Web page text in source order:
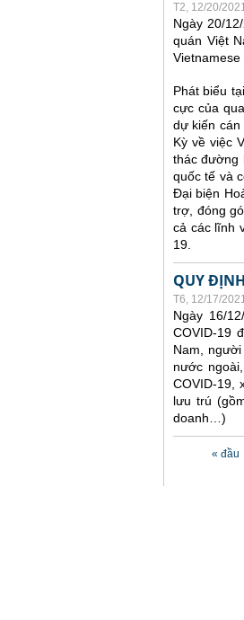
T2, 12/20/
Ngày 20/
quán Việt
Vietnamese
Phát biểu
cực của
dự kiến cán
Kỳ về việc
thác đường
quốc tế và
Đại biện
trợ, đóng
cả các lĩnh
19.
QUY
T6, 12/17/
Ngày 16/
COVID-19
Nam,
nước
COVID-19,
lưu trú
doanh…)
« đầu